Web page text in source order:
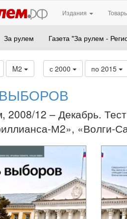
Издания
За рулем Газета "За рулем -
M2 с 2000 по 2015
2008/12 – Декабрь.
М2», «Волги-